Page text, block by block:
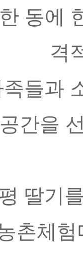
동에
격
들과
공간을
딸기
촌체